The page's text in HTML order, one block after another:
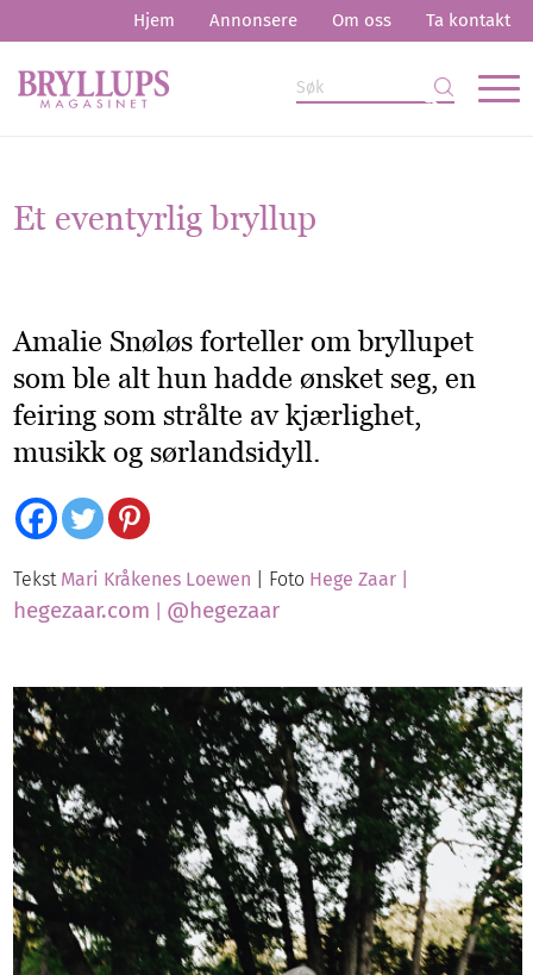
Hjem Annonsere Om oss Ta kontakt
Et eventyrlig bryllup
Amalie Snøløs forteller om bryllupet
som ble alt hun hadde ønsket seg, en
feiring som strålte av kjærlighet,
musikk og sørlandsidyll.
Tekst Mari Kråkenes Loewen | Foto Hege Zaar |
hegezaar.com @hegezaar